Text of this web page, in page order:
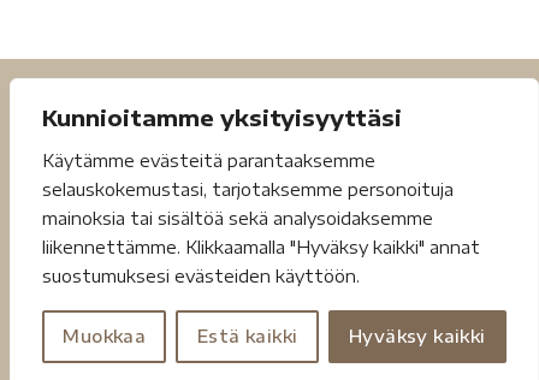
Kunnioitamme yksityisyyttäsi
Käytämme evästeitä parantaaksemme
selauskokemustasi, tarjotaksemme personoituja
mainoksia tai sisältöä sekä analysoidaksemme
liikennettämme. Klikkaamalla "Hyväksy kaikki" annat
suostumuksesi evästeiden käyttöön.
Muokkaa Estä kaikki Hyväksy kaikki
Toimitusehdot
Copyright 2026 ©Jouheva.net